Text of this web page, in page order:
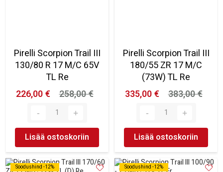
Pirelli Scorpion Trail III
130/80 R 17 M/C 65V
TL Re
226,00 €
258,00 €
Lisää ostoskoriin
Pirelli Scorpion Trail III
180/55 ZR 17 M/C
(73W) TL Re
335,00 €
383,00 €
Lisää ostoskoriin
Soodushind -12%
Soodushind -12%
Soodushind -12%
Soodushind -12%